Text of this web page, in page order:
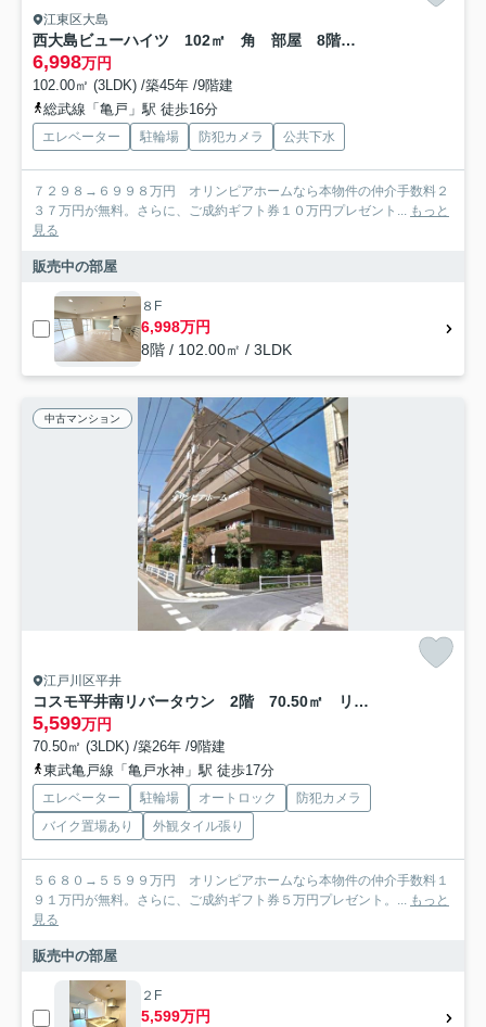
江東区大島
西大島ビューハイツ 102㎡ 角 部屋 8階 リ フォーム済
6,998万円
102.00㎡ (3LDK) /築45年 /9階建
総武線「亀戸」駅 徒歩16分
エレベーター 駐輪場 防犯カメラ 公共下水
７２９８→６９９８万円 オリンピアホームなら本物件の仲介手数料２
３７万円が無料。さらに、ご成約ギフト券１０万円プレゼント... もっと
見る
販売中の部屋
８F
6,998万円
8階 / 102.00㎡ / 3LDK
中古マンション
江戸川区平井
コスモ平井南リバータウン 2階 70.50㎡ リフォーム済
5,599万円
70.50㎡ (3LDK) /築26年 /9階建
東武亀戸線「亀戸水神」駅 徒歩17分
エレベーター 駐輪場 オートロック
防犯カメラ
バイク置場あり
外観タイル張り
５６８０→５５９９万円 オリンピアホームなら本物件の仲介手数料１
９１万円が無料。さらに、ご成約ギフト券５万円プレゼント。... もっと
見る
販売中の部屋
２F
5,599万円